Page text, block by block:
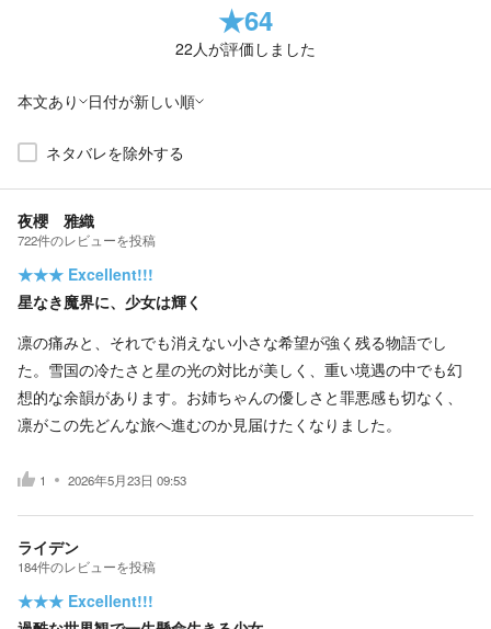
★64
22人が評価しました
本文あり 日付が新しい順
ネタバレを除外する
夜櫻 雅織
722件のレビューを投稿
★★★ Excellent!!!
星なき魔界に、少女は輝く
凛の痛みと、それでも消えない小さな希望が強く残る物語でし
た。雪国の冷たさと星の光の対比が美しく、重い境遇の中でも幻
想的な余韻があります。お姉ちゃんの優しさと罪悪感も切なく、
凛がこの先どんな旅へ進むのか見届けたくなりました。
1 2026年5月23日 09:53
ライデン
184件のレビューを投稿
★★★ Excellent!!!